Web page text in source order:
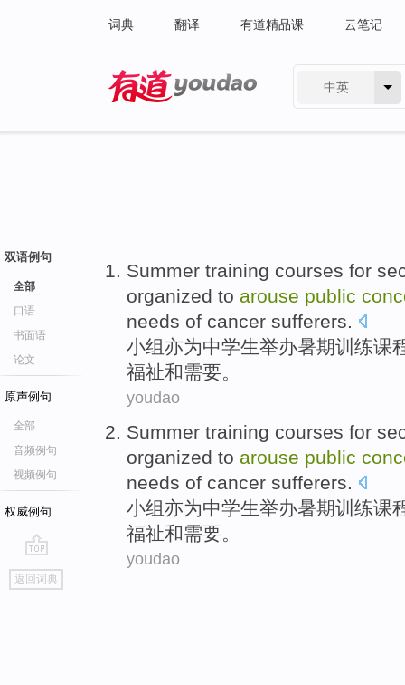
词典 翻译 有道精品课 云笔记
中英
双语例句
全部
口语
书面语
论文
原声例句
全部
音频例句
视频例句
权威例句
go
top
返回词典
Summer training courses for
organized to arouse public
needs of cancer sufferers.
小组亦为中学生举办暑期训练课
福祉和需要。
youdao
Summer training courses for
organized to arouse public
needs of cancer sufferers.
小组亦为中学生举办暑期训练课
福祉和需要。
youdao